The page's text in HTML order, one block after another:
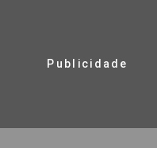
Publicidade